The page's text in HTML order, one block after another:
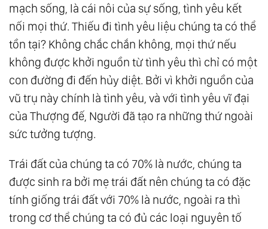
125.Tình Yêu - Là Để Cho Người Khác Được
Là Chính Họ
126. Ngừng Phân Biệt - Sự Sống Vĩnh Hằng
127. Đức Hy Sinh Của Ánh Sáng
128.Thấu Hiểu - Cội Nguồn Của Tình Yêu
Thương
129.Nếu Không Có Tối, Giá Trị Của Sáng Là
130.Làm Mà Không Quan Tâm
131.Sẽ Chẳng Bao Giờ Có Ánh Sáng Cho Kẻ
Chưa Biết Bóng Tối Là Gì
132.Mỗi Người Đều Đúng Trong Thế Giới Của
mạch sống, là cái nôi của sự sống, tình yêu kết
nối mọi thứ. Thiếu đi tình yêu liệu chúng ta có thể
tồn tại? Không chắc chắn không, mọi thứ nếu
không được khởi nguồn từ tình yêu thì chỉ có một
con đường đi đến hủy diệt. Bởi vì khởi nguồn của
vũ trụ này chính là tình yêu, và với tình yêu vĩ đại
của Thượng đế, Người đã tạo ra những thứ ngoài
sức tưởng tượng.
Trái đất của chúng ta có 70% là nước, chúng ta
được sinh ra bởi mẹ trái đất nên chúng ta có đặc
tính giống trái đất với 70% là nước, ngoài ra thì
trong cơ thể chúng ta có đủ các loại nguyên tố